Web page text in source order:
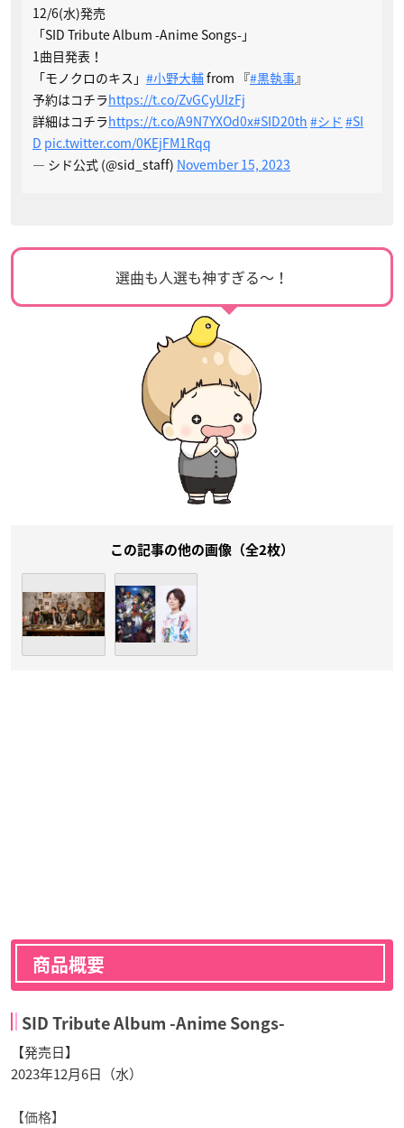
12/6(水)発売
「SID Tribute Album -Anime Songs-」
1曲目発表！
「モノクロのキス」 #小野大輔from 『#黒執事』
予約はコチラhttps://t.co/ZvGCyUlzFj
詳細はコチラhttps://t.co/A9N7YXOd0x#SID20th #シド #SI
D pic.twitter.com/0KEjFM1Rqq
— シド公式 (@sid_staff) November 15, 2023
選曲も人選も神すぎる〜！
この記事の他の画像（全2枚）
商品概要
SID Tribute Album -Anime Songs-
【発売日】
2023年12月6日（水）
【価格】